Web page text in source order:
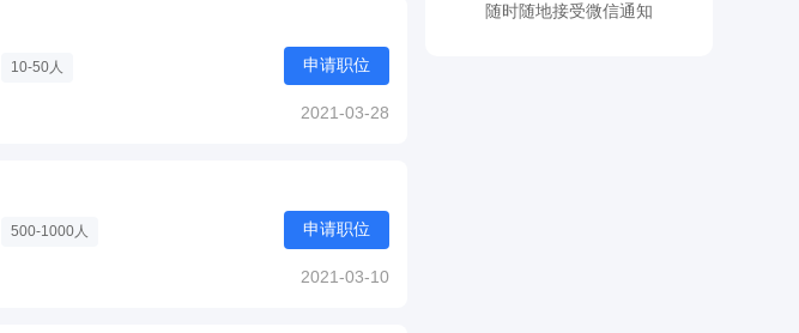
10-50人 申请职位
2021-03-28
500-1000人 申请职位
2021-03-10
随时随地接受微信通知